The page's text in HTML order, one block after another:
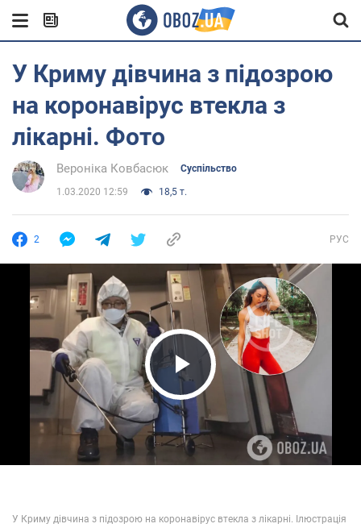
У Криму дівчина з підозрою
на коронавірус втекла з
лікарні. Фото
Вероніка Ковбасюк Суспільство
1.03.2020 12:59 18,5 т.
2 РУС
Play Video